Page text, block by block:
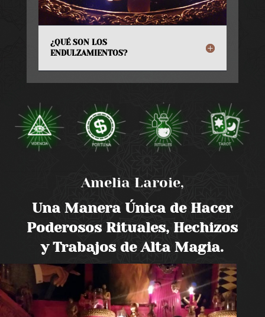
¿QUÉ SON LOS
ENDULZAMIENTOS?
Amelia Laroie,
Una Manera Única de Hacer
Poderosos Rituales, Hechizos
y Trabajos de Alta Magia.